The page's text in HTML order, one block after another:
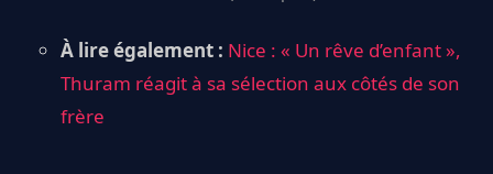
À lire également : Nice : « Un rêve d’enfant »,
Thuram réagit à sa sélection aux côtés de son
frère